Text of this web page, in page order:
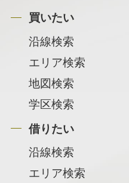
買いたい
沿線検索
エリア検索
地図検索
学区検索
借りたい
沿線検索
エリア検索